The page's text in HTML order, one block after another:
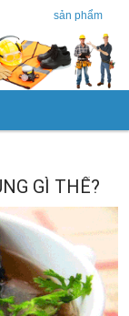
sản phẩm
GÌ THẾ?